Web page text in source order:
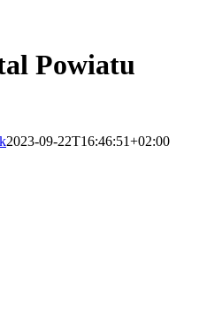
Powiatu
2023-09-22T16:46:51+02:00